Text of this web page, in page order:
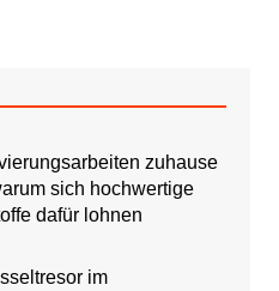
zuhause
sich hochwertige
dafür lohnen
im